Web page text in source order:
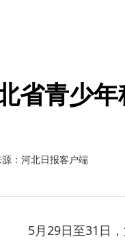
省青少
：河北日报客户端
5月29日至31日